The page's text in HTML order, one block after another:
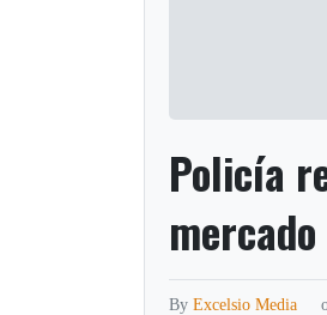
Policía
ByExcelsio Media